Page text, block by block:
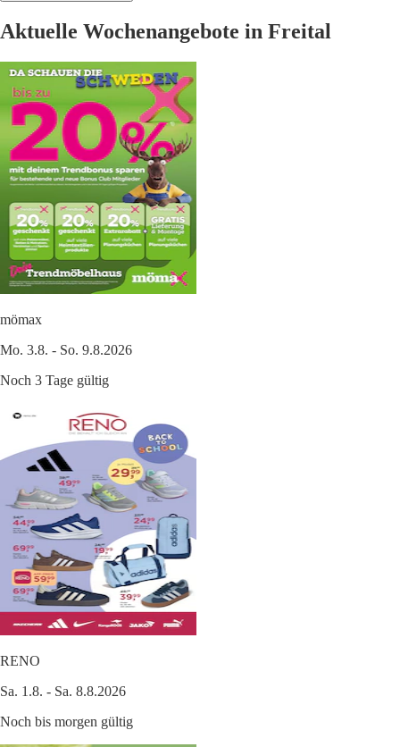
Aktuelle Wochenangebote in Freital
mömax
Mo. 3.8. - So. 9.8.2026
Noch 3 Tage gültig
RENO
Sa. 1.8. - Sa. 8.8.2026
Noch bis morgen gültig